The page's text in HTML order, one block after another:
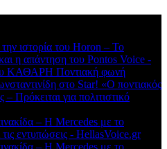
ιστορία του Horon – Το
η απάντηση του Pontos Voice -
ΚΑΘΑΡΗ Ποντιακή φωνή
στο Star! «Ο ποντιακός
– Πρόκειται για πολιτιστικό
– Η Mercedes με το
εντυπώσεις - HellasVoice.grστο